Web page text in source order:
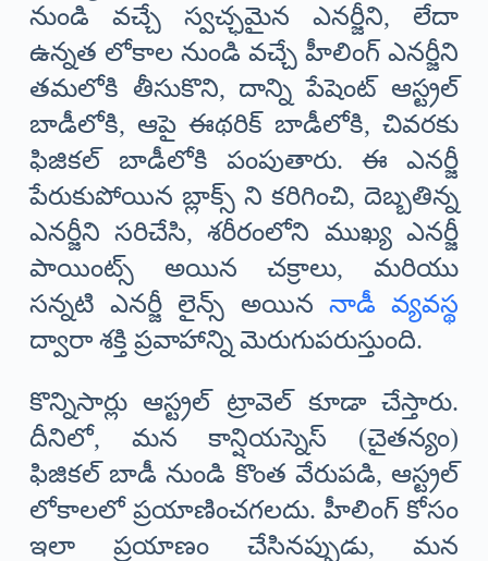
నుండి వచ్చే స్వచ్ఛమైన ఎనర్జీని, లేదా
ఉన్నత లోకాల నుండి వచ్చే హీలింగ్ ఎనర్జీని
తమలోకి తీసుకొని, దాన్ని పేషెంట్ ఆస్ట్రల్
బాడీలోకి, ఆపై ఈథరిక్ బాడీలోకి, చివరకు
ఫిజికల్ బాడీలోకి పంపుతారు. ఈ ఎనర్జీ
పేరుకుపోయిన బ్లాక్స్ ని కరిగించి, దెబ్బతిన్న
ఎనర్జీని సరిచేసి, శరీరంలోని ముఖ్య ఎనర్జీ
పాయింట్స్ అయిన చక్రాలు, మరియు
సన్నటి ఎనర్జీ లైన్స్ అయిన నాడీ వ్యవస్థ
ద్వారా శక్తి ప్రవాహాన్ని మెరుగుపరుస్తుంది.
కొన్నిసార్లు ఆస్ట్రల్ ట్రావెల్ కూడా చేస్తారు.
దీనిలో, మన కాన్షియస్నెస్ (చైతన్యం)
ఫిజికల్ బాడీ నుండి కొంత వేరుపడి, ఆస్ట్రల్
లోకాలలో ప్రయాణించగలదు. హీలింగ్ కోసం
ఇలా ప్రయాణం చేసినప్పుడు, మన